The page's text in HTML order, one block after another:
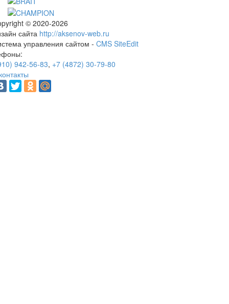
© 2020-2026
сайта http://aksenov-web.ru
управления сайтом - CMS SiteEdit
942-56-83, +7 (4872) 30-79-80